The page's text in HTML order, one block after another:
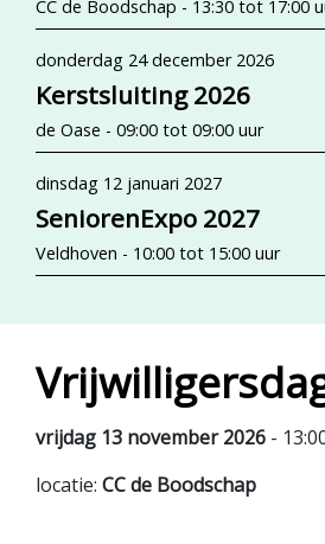
CC de Boodschap - 13:30 tot 17:00
donderdag 24 december 2026
Kerstsluiting 2026
de Oase - 09:00 tot 09:00 uur
dinsdag 12 januari 2027
SeniorenExpo 2027
Veldhoven - 10:00 tot 15:00 uur
vrijdag 13 november 2026 -
locatie: CC de Boodschap